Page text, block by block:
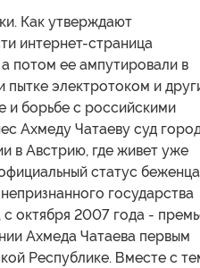
Как утверждают
интернет-страница
потом ее ампутировали в
пытке электротоком и
и борьбе с российскими
Ахмеду Чатаеву суд
в Австрию, где живет уже
статус
государства
октября 2007 года -
Ахмеда Чатаева первым
Республике. Вместе с